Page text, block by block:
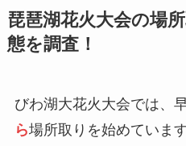
琵琶湖花火大会の場
態を調査！
びわ湖大花火大会では、
ら場所取りを始めていま